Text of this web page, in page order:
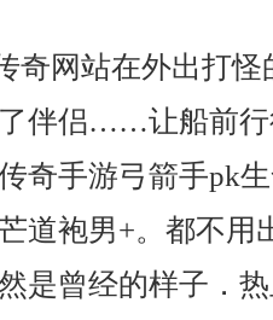
奇网站在外出打
伴侣……让船前行
奇手游弓箭手pk
道袍男+。都不用
是曾经的样子．